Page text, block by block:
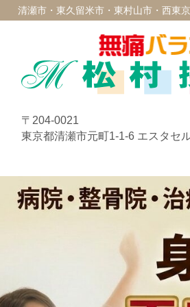
清瀬市・東久留米市・東村山市・西東
〒204-0021
東京都清瀬市元町1-1-6 エスタセ